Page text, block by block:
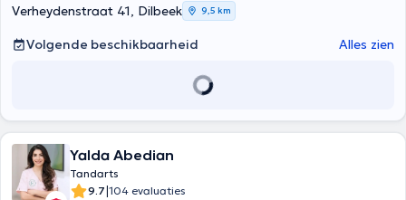
Verheydenstraat 41, Dilbeek 9,5 km
Volgende beschikbaarheid Alles zien
Yalda Abedian
Tandarts
9.7|104 evaluaties